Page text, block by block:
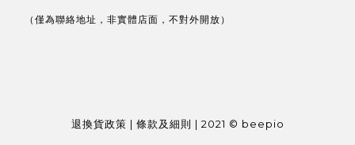
（僅為聯絡地址，非實體店面，不對外開放）
退換貨政策 | 條款及細則 | 2021 © beepio